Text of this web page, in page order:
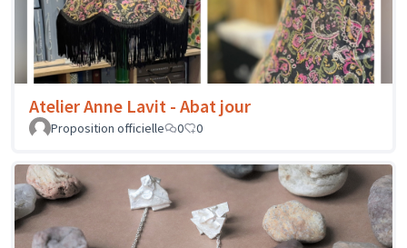
Atelier Anne Lavit - Abat jour
Proposition officielle 0 0